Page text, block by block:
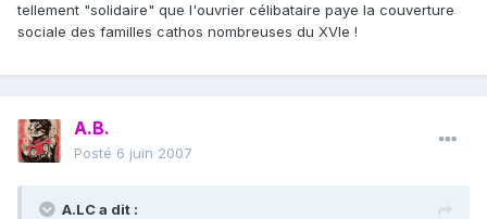
tellement "solidaire" que l'ouvrier célibataire paye la couverture
sociale des familles cathos nombreuses du XVIe !
A.B.
Posté 6 juin 2007
A.LC a dit :